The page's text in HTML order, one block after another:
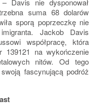
Davis nie dysponował
suma 68 dolarów
sporą poprzeczkę nie
Jackob Davis
współpracę, która
139121 na wykończenie
nitów. Od tego
fascynującą podróż